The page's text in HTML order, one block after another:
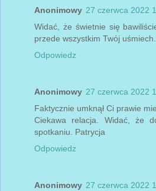
Anonimowy 27 czerwca 2022
Widać, że świetnie się
przede wszystkim Twój
Odpowiedz
Anonimowy 27 czerwca 2022
Faktycznie umknął Ci prawie
Ciekawa relacja. Widać, że
spotkaniu. Patrycja
Odpowiedz
Anonimowy 27 czerwca 2022